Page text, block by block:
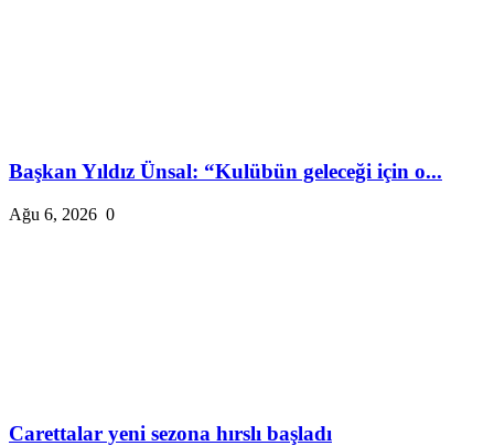
Başkan Yıldız Ünsal: “Kulübün geleceği için o...
Ağu 6, 2026 0
Carettalar yeni sezona hırslı başladı